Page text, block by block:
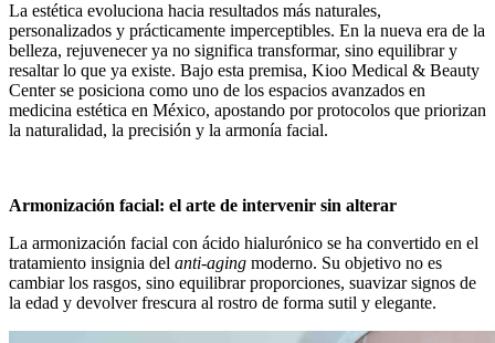
La estética evoluciona hacia resultados más naturales,
personalizados y prácticamente imperceptibles. En la nueva era de la
belleza, rejuvenecer ya no significa transformar, sino equilibrar y
resaltar lo que ya existe. Bajo esta premisa, Kioo Medical & Beauty
Center se posiciona como uno de los espacios avanzados en
medicina estética en México, apostando por protocolos que priorizan
la naturalidad, la precisión y la armonía facial.
Armonización facial: el arte de intervenir sin alterar
La armonización facial con ácido hialurónico se ha convertido en el
tratamiento insignia del anti-aging moderno. Su objetivo no es
cambiar los rasgos, sino equilibrar proporciones, suavizar signos de
la edad y devolver frescura al rostro de forma sutil y elegante.